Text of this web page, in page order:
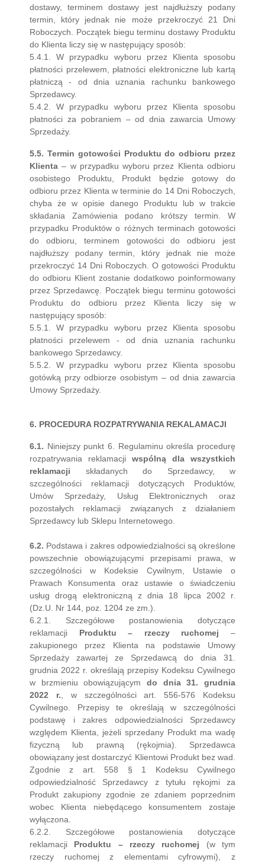
dostawy, terminem dostawy jest najdłuższy podany
termin, który jednak nie może przekroczyć 21 Dni
Roboczych. Początek biegu terminu dostawy Produktu
do Klienta liczy się w następujący sposób:
5.4.1. W przypadku wyboru przez Klienta sposobu
płatności przelewem, płatności elektroniczne lub kartą
płatniczą - od dnia uznania rachunku bankowego
Sprzedawcy.
5.4.2. W przypadku wyboru przez Klienta sposobu
płatności za pobraniem – od dnia zawarcia Umowy
Sprzedaży.
5.5. Termin gotowości Produktu do odbioru przez
Klienta – w przypadku wyboru przez Klienta odbioru
osobistego Produktu, Produkt będzie gotowy do
odbioru przez Klienta w terminie do 14 Dni Roboczych,
chyba że w opisie danego Produktu lub w trakcie
składania Zamówienia podano krótszy termin. W
przypadku Produktów o różnych terminach gotowości
do odbioru, terminem gotowości do odbioru jest
najdłuższy podany termin, który jednak nie może
przekroczyć 14 Dni Roboczych. O gotowości Produktu
do odbioru Klient zostanie dodatkowo poinformowany
przez Sprzedawcę. Początek biegu terminu gotowości
Produktu do odbioru przez Klienta liczy się w
następujący sposób:
5.5.1. W przypadku wyboru przez Klienta sposobu
płatności przelewem - od dnia uznania rachunku
bankowego Sprzedawcy.
5.5.2. W przypadku wyboru przez Klienta sposobu
gotówką przy odbiorze osobistym – od dnia zawarcia
Umowy Sprzedaży.
6. PROCEDURA ROZPATRYWANIA REKALAMACJI
6.1. Niniejszy punkt 6. Regulaminu określa procedurę
rozpatrywania reklamacji wspólną dla wszystkich
reklamacji składanych do Sprzedawcy, w
szczególności reklamacji dotyczących Produktów,
Umów Sprzedaży, Usług Elektronicznych oraz
pozostałych reklamacji związanych z działaniem
Sprzedawcy lub Sklepu Internetowego.
6.2. Podstawa i zakres odpowiedzialności są określone
powszechnie obowiązującymi przepisami prawa, w
szczególności w Kodeksie Cywilnym, Ustawie o
Prawach Konsumenta oraz ustawie o świadczeniu
usług drogą elektroniczną z dnia 18 lipca 2002 r.
(Dz.U. Nr 144, poz. 1204 ze zm.).
6.2.1. Szczegółowe postanowienia dotyczące
reklamacji Produktu – rzeczy ruchomej –
zakupionego przez Klienta na podstawie Umowy
Sprzedaży zawartej ze Sprzedawcą do dnia 31.
grudnia 2022 r. określają przepisy Kodeksu Cywilnego
w brzmieniu obowiązującym do dnia 31. grudnia
2022 r. , w szczególności art. 556-576 Kodeksu
Cywilnego. Przepisy te określają w szczególności
podstawę i zakres odpowiedzialności Sprzedawcy
względem Klienta, jeżeli sprzedany Produkt ma wadę
fizyczną lub prawną (rękojmia). Sprzedawca
obowiązany jest dostarczyć Klientowi Produkt bez wad.
Zgodnie z art. 558 § 1 Kodeksu Cywilnego
odpowiedzialność Sprzedawcy z tytułu rękojmi za
Produkt zakupiony zgodnie ze zdaniem poprzednim
wobec Klienta niebędącego konsumentem zostaje
wyłączona.
6.2.2. Szczegółowe postanowienia dotyczące
reklamacji Produktu – rzeczy ruchomej (w tym
rzeczy ruchomej z elementami cyfrowymi), z